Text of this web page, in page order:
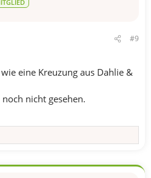
#9
eine Kreuzung aus Dahlie &
nicht gesehen.